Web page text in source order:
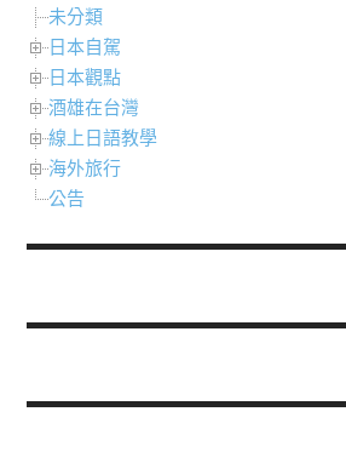
未分類
日本自駕
日本觀點
酒雄在台灣
線上日語教學
海外旅行
公告